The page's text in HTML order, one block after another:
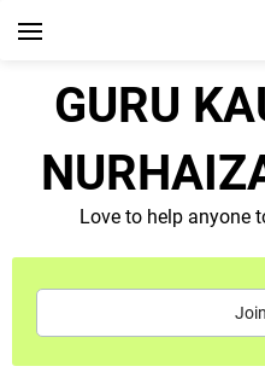
GURU
Love to help anyone